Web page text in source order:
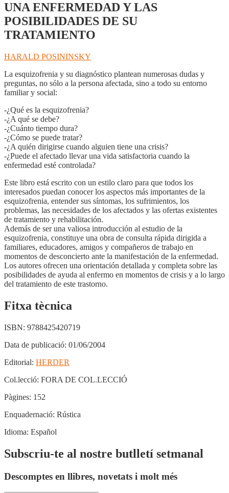
UNA ENFERMEDAD Y LAS
POSIBILIDADES DE SU
TRATAMIENTO
HARALD POSININSKY
La esquizofrenia y su diagnóstico plantean numerosas dudas y
preguntas, no sólo a la persona afectada, sino a todo su entorno
familiar y social:
-¿Qué es la esquizofrenia?
-¿A qué se debe?
-¿Cuánto tiempo dura?
-¿Cómo se puede tratar?
-¿A quién dirigirse cuando alguien tiene una crisis?
-¿Puede el afectado llevar una vida satisfactoria cuando la
enfermedad esté controlada?
Este libro está escrito con un estilo claro para que todos los
interesados puedan conocer los aspectos más importantes de la
esquizofrenia, entender sus síntomas, los sufrimientos, los
problemas, las necesidades de los afectados y las ofertas existentes
de tratamiento y rehabilitación.
Además de ser una valiosa introducción al estudio de la
esquizofrenia, constituye una obra de consulta rápida dirigida a
familiares, educadores, amigos y compañeros de trabajo en
momentos de desconcierto ante la manifestación de la enfermedad.
Los autores ofrecen una orientación detallada y completa sobre las
posibilidades de ayuda al enfermo en momentos de crisis y a lo largo
del tratamiento de este trastorno.
Fitxa tècnica
ISBN: 9788425420719
Data de publicació: 01/06/2004
Editorial: HERDER
Col.lecció: FORA DE COL.LECCIÓ
Pàgines: 152
Enquadernació: Rústica
Idioma: Español
Subscriu-te al nostre butlletí setmanal
Descomptes en llibres, novetats i molt més